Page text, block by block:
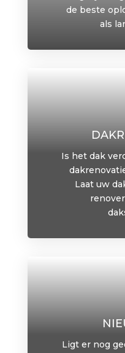
de beste
als
Is het dak
Laat uw
Ligt er nog